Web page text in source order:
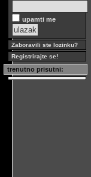
upamti me
Zaboravili ste lozinku?
Registrirajte se!
trenutno prisutni: